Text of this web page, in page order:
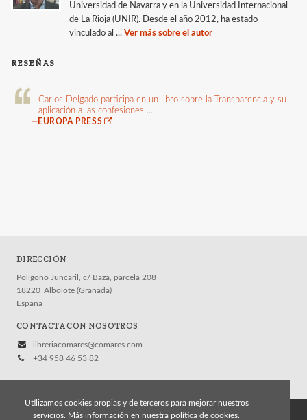
Universidad de Navarra y en la Universidad Internacional
de La Rioja (UNIR). Desde el año 2012, ha estado
vinculado al ... Ver más sobre el autor
RESEÑAS
Carlos Delgado participa en un libro sobre la Transparencia y su
aplicación a las confesiones ....
—EUROPA PRESS
DIRECCIÓN
Polígono Juncaril, c/ Baza, parcela 208
18220 Albolote (Granada)
España
CONTACTA CON NOSOTROS
libreriacomares@comares.com
+34 958 46 53 82
© 2026, Editorial Comares
Utilizamos cookies propias y de terceros para mejorar nuestros
servicios. Más información en nuestra política de cookies